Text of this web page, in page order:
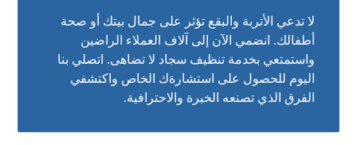
لا تدعي الأتربة والبقع تؤثر على جمال بيتك أو صحة
أطفالك. انضمي الآن إلى آلاف العملاء الراضين
واستمتعي بخدمة تنظيف سجاد لا تضاهى. اتصلي بنا
اليوم للحصول على استشارةك الخاص واكتشفي
الفرق الذي تصنعه الخبرة والاحترافية.